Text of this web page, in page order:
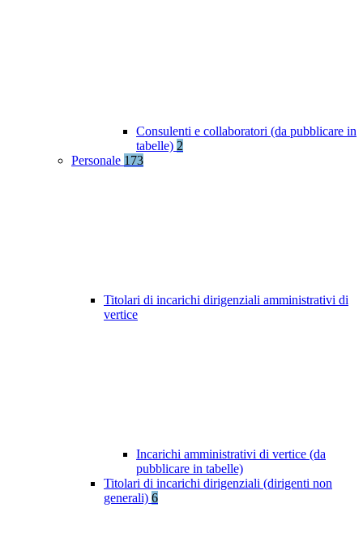
Consulenti e collaboratori (da pubblicare in
tabelle) 2
Personale 173
Titolari di incarichi dirigenziali amministrativi di
vertice
Incarichi amministrativi di vertice (da
pubblicare in tabelle)
Titolari di incarichi dirigenziali (dirigenti non
generali) 6